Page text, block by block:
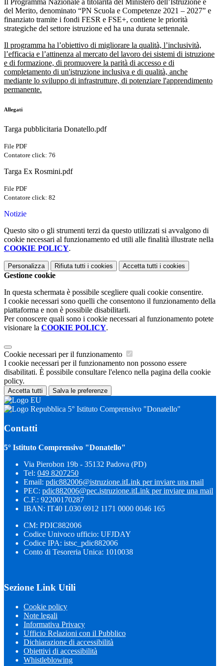
Il Programma Nazionale a titolarità del Ministero dell’Istruzione e
del Merito, denominato “PN Scuola e Competenze 2021 – 2027” e
finanziato tramite i fondi FESR e FSE+, contiene le priorità
strategiche del settore istruzione ed ha una durata settennale.
Il programma ha l’obiettivo di migliorare la qualità, l’inclusività,
l’efficacia e l’attinenza al mercato del lavoro dei sistemi di istruzione
e di formazione, di promuovere la parità di accesso e di
completamento di un'istruzione inclusiva e di qualità, anche
mediante lo sviluppo di infrastrutture, di potenziare l'apprendimento
permanente.
Allegati
Targa pubblicitaria Donatello.pdf
File PDF
Contatore click: 76
Targa Ex Rosmini.pdf
File PDF
Contatore click: 82
Notizie
Questo sito o gli strumenti terzi da questo utilizzati si avvalgono di
cookie necessari al funzionamento ed utili alle finalità illustrate nella
COOKIE POLICY.
Personalizza Rifiuta tutti i cookies Accetta tutti i cookies
Gestione cookie
In questa schermata è possibile scegliere quali cookie consentire.
I cookie necessari sono quelli che consentono il funzionamento della
piattaforma e non è possibile disabilitarli.
Per conoscere quali sono i cookie necessari al funzionamento potete
visionare la COOKIE POLICY.
Cookie necessari per il funzionamento
I cookie necessari per il funzionamento non possono essere
disabilitati. È possibile consultare l'elenco nella pagina della cookie
policy.
Accetta tutti Salva le preferenze
5° Istituto Comprensivo "Donatello"
Contatti
5° Istituto Comprensivo "Donatello"
Via Pierobon 19b - 35132 Padova (PD)
Tel: 049 8207250
Email: pdic882006@istruzione.itLink per inviare una mail
PEC: pdic882006@pec.istruzione.itLink per inviare una mail
C.F.: 92200170287
IBAN: IT40 L030 6912 1171 0000 0046 165
CM: PDIC882006
Codice Univoco ufficio: UFJDAY
Codice IPA: istsc_pdic882006
Conto di Tesoreria Unica: 1010038
Sezione Link Utili
Cookie policy
Note legali
Informativa Privacy
Ufficio Relazioni con il Pubblico
Dichiarazione di accessibilità
Obiettivi di accessibilità
Whistleblowing